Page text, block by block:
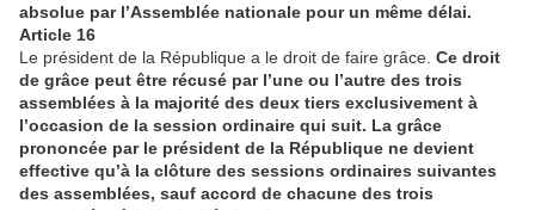
absolue par l’Assemblée nationale pour un même délai.
Article 16
Le président de la République a le droit de faire grâce. Ce droit
de grâce peut être récusé par l’une ou l’autre des trois
assemblées à la majorité des deux tiers exclusivement à
l’occasion de la session ordinaire qui suit. La grâce
prononcée par le président de la République ne devient
effective qu’à la clôture des sessions ordinaires suivantes
des assemblées, sauf accord de chacune des trois